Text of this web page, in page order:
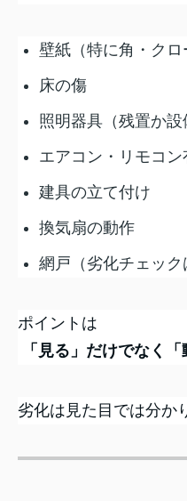
壁紙（特に角・クロ
床の傷
照明器具（残置か設
エアコン・リモコン
建具の立て付け
換気扇の動作
網戸（劣化チェック
ポイントは
「見る」だけでなく
劣化は見た目では分か